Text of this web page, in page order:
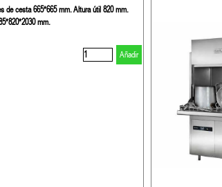
de cesta 665*665 mm. Altura útil 820 mm.
mm.
Añadir